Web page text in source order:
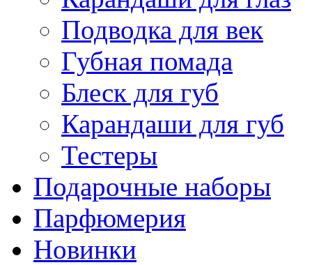
Подводка для век
Губная помада
Блеск для губ
Карандаши для губ
Тестеры
Подарочные наборы
Парфюмерия
Новинки